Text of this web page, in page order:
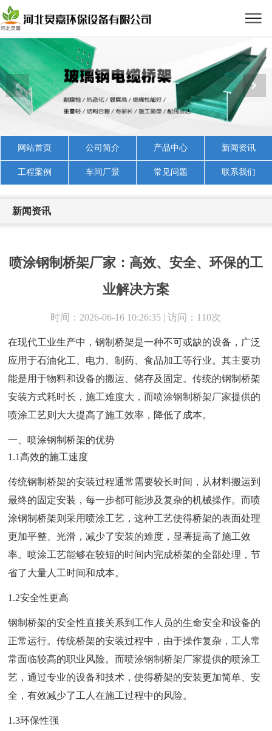
网站首页 公司简介 产品中心 新闻资讯
工程案例 车间厂景 常见问题 联系我们
新闻资讯
喷涂钢制桥架厂家：高效、安全、环保的工
业解决方案
时间：2026-06-16 10:26:35 | 访问：110次
在现代工业生产中，钢制桥架是一种不可或缺的设备，广泛
应用于石油化工、电力、制药、食品加工等行业。其主要功
能是用于物料和设备的搬运、储存及固定。传统的钢制桥架
安装方式耗时长，施工难度大，而喷涂钢制桥架厂家提供的
喷涂工艺则大大提高了施工效率，降低了成本。
一、喷涂钢制桥架的优势
1.1高效的施工速度
传统钢制桥架的安装过程通常需要较长时间，从材料搬运到
最终的固定安装，每一步都可能涉及复杂的机械操作。而喷
涂钢制桥架则采用喷涂工艺，这种工艺使得桥架的表面处理
更加平整、光滑，减少了安装的难度，显著提高了施工效
率。喷涂工艺能够在较短的时间内完成桥架的全部处理，节
省了大量人工时间和成本。
1.2安全性更高
钢制桥架的安全性直接关系到工作人员的生命安全和设备的
正常运行。传统桥架的安装过程中，由于操作复杂，工人常
常面临较高的职业风险。而喷涂钢制桥架厂家提供的喷涂工
艺，通过专业的设备和技术，使得桥架的安装更加简单、安
全，有效减少了工人在施工过程中的风险。
1.3环保性强